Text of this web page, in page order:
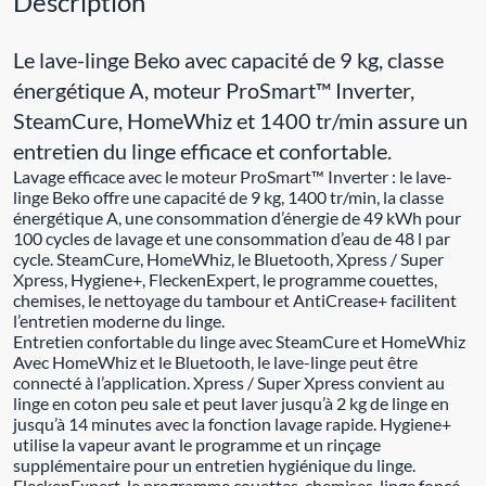
Le lave-linge Beko avec capacité de 9 kg, classe
énergétique A, moteur ProSmart™ Inverter,
SteamCure, HomeWhiz et 1400 tr/min assure un
entretien du linge efficace et confortable.
Lavage efficace avec le moteur ProSmart™ Inverter : le lave-
linge Beko offre une capacité de 9 kg, 1400 tr/min, la classe
énergétique A, une consommation d’énergie de 49 kWh pour
100 cycles de lavage et une consommation d’eau de 48 l par
cycle. SteamCure, HomeWhiz, le Bluetooth, Xpress / Super
Xpress, Hygiene+, FleckenExpert, le programme couettes,
chemises, le nettoyage du tambour et AntiCrease+ facilitent
l’entretien moderne du linge.
Entretien confortable du linge avec SteamCure et HomeWhiz
Avec HomeWhiz et le Bluetooth, le lave-linge peut être
connecté à l’application. Xpress / Super Xpress convient au
linge en coton peu sale et peut laver jusqu’à 2 kg de linge en
jusqu’à 14 minutes avec la fonction lavage rapide. Hygiene+
utilise la vapeur avant le programme et un rinçage
supplémentaire pour un entretien hygiénique du linge.